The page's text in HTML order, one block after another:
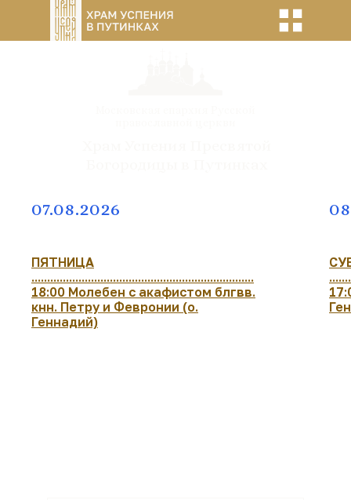
07.08.2026
ПЯТНИЦА
.......................................................................
18:00 Молебен с акафистом блгвв.
кнн. Петру и Февронии (о.
Геннадий)